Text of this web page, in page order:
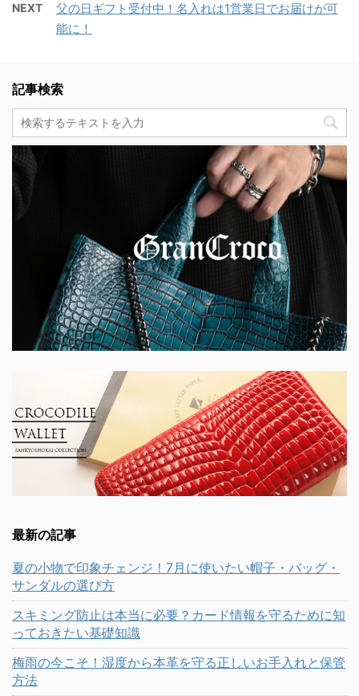
NEXT
父の日ギフト受付中！名入れは1営業日でお届けが可
能に！
記事検索
最新の記事
夏の小物で印象チェンジ！7月に使いたい帽子・バッグ・
サンダルの選び方
スキミング防止は本当に必要？カード情報を守るために知
っておきたい基礎知識
梅雨の今こそ！湿度から本革を守る正しいお手入れと保管
方法